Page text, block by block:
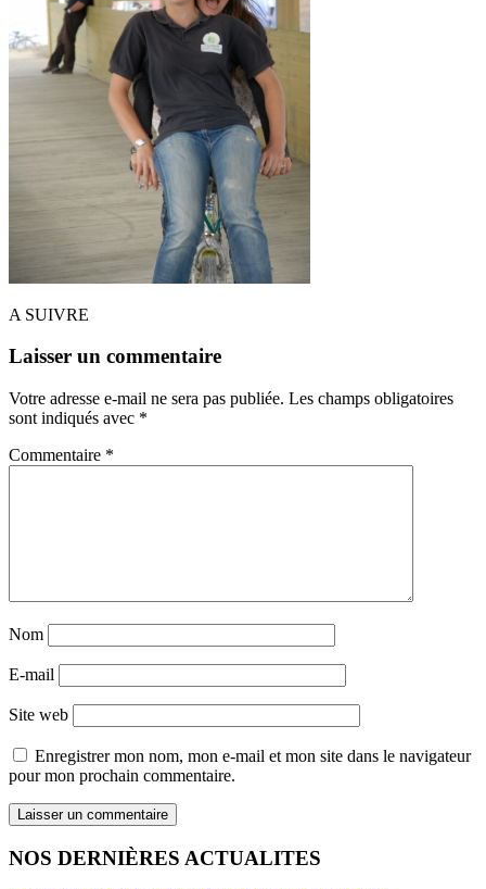
A SUIVRE
Laisser un commentaire
Votre adresse e-mail ne sera pas publiée. Les champs obligatoires
sont indiqués avec *
Commentaire *
Nom
E-mail
Site web
Enregistrer mon nom, mon e-mail et mon site dans le navigateur
pour mon prochain commentaire.
NOS DERNIÈRES ACTUALITES